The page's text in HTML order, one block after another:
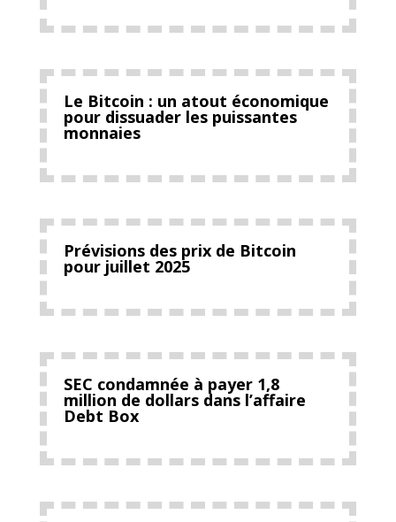
Le Bitcoin : un atout économique
pour dissuader les puissantes
monnaies
Prévisions des prix de Bitcoin
pour juillet 2025
SEC condamnée à payer 1,8
million de dollars dans l’affaire
Debt Box